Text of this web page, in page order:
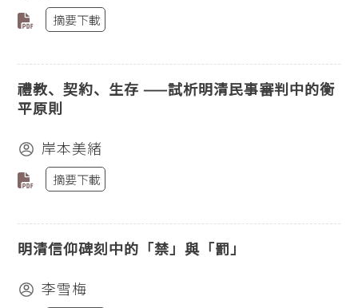
摘要下載
禮教、契約、生存 ——試析明清民事審判中的衡
平原則
岸本美緒
摘要下載
明清信仰碑刻中的「禁」與「罰」
李雪梅